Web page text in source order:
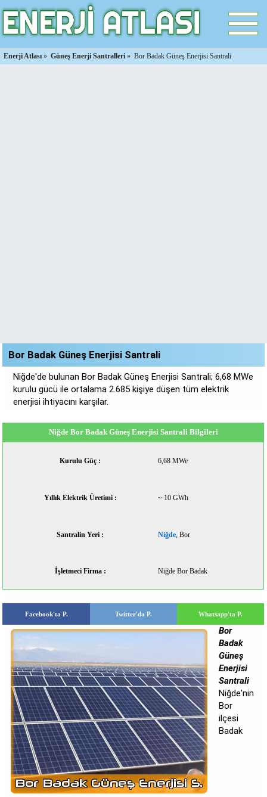
Enerji Atlası » Güneş Enerji Santralleri » Bor Badak Güneş Enerjisi Santrali
Bor Badak Güneş Enerjisi Santrali
Niğde'de bulunan Bor Badak Güneş Enerjisi Santrali; 6,68 MWe
kurulu gücü ile ortalama 2.685 kişiye düşen tüm elektrik
enerjisi ihtiyacını karşılar.
Niğde Bor Badak Güneş Enerjisi Santrali Bilgileri
Kurulu Güç : 6,68 MWe
Yıllık Elektrik Üretimi : ~ 10 GWh
Santralin Yeri : Niğde, Bor
İşletmeci Firma : Niğde Bor Badak
Facebook'ta P. Twitter'da P. Whatsapp'ta P.
Bor
Badak
Güneş
Enerjisi
Santrali
Niğde'nin
Bor
ilçesi
Badak